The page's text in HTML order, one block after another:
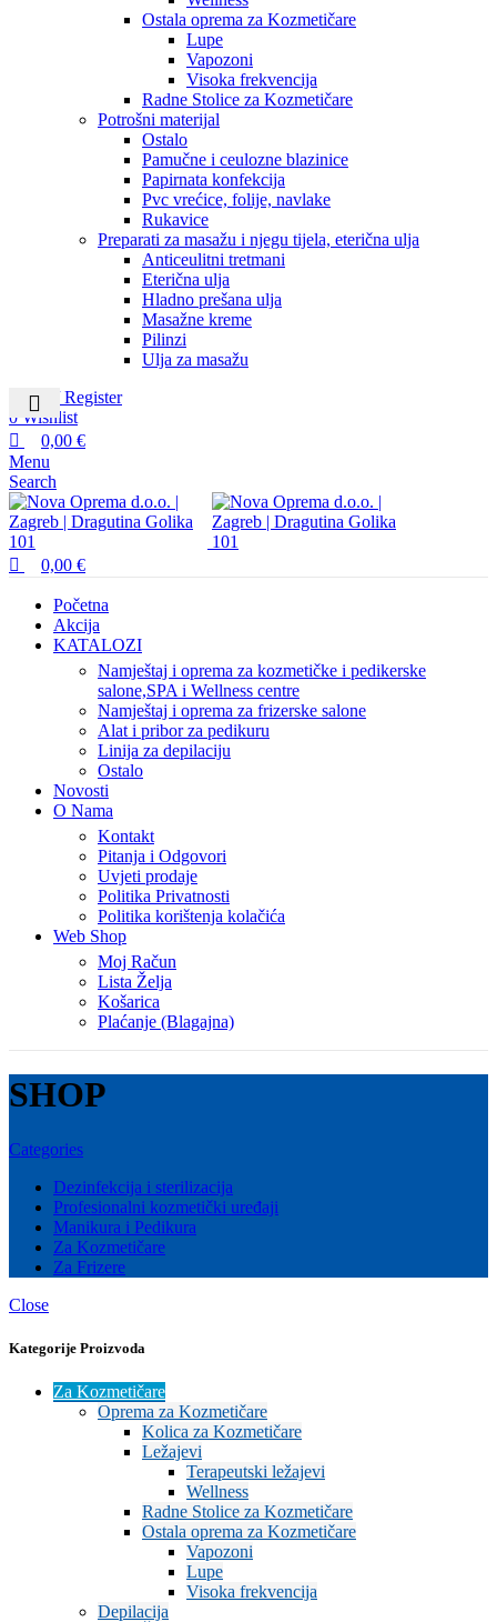
Ostala oprema za Kozmetičare
Lupe
Vapozoni
Visoka frekvencija
Radne Stolice za Kozmetičare
Potrošni materijal
Ostalo
Pamučne i ceulozne blazinice
Papirnata konfekcija
Pvc vrećice, folije, navlake
Rukavice
Preparati za masažu i njegu tijela, eterična ulja
Anticeulitni tretmani
Eterična ulja
Hladno prešana ulja
Masažne kreme
Pilinzi
Ulja za masažu
Login / Register
0 Wishlist
0,00 €
Menu
Search
0,00 €
Početna
Akcija
KATALOZI
Namještaj i oprema za kozmetičke i pedikerske
salone,SPA i Wellness centre
Namještaj i oprema za frizerske salone
Alat i pribor za pedikuru
Linija za depilaciju
Ostalo
Novosti
O Nama
Kontakt
Pitanja i Odgovori
Uvjeti prodaje
Politika Privatnosti
Politika korištenja kolačića
Web Shop
Moj Račun
Lista Želja
Košarica
Plaćanje (Blagajna)
SHOP
Categories
Dezinfekcija i sterilizacija
Profesionalni kozmetički uređaji
Manikura i Pedikura
Za Kozmetičare
Za Frizere
Close
Kategorije Proizvoda
Za Kozmetičare
Oprema za Kozmetičare
Kolica za Kozmetičare
Ležajevi
Terapeutski ležajevi
Wellness
Radne Stolice za Kozmetičare
Ostala oprema za Kozmetičare
Vapozoni
Lupe
Visoka frekvencija
Depilacija